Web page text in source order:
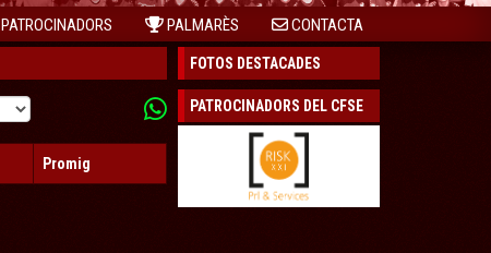
PATROCINADORS PALMARÈS CONTACTA
Promig
FOTOS DESTACADES
PATROCINADORS DEL CFSE